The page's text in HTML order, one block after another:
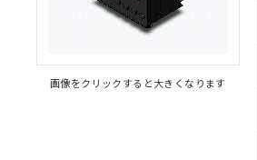
画像をクリックすると大きくなります